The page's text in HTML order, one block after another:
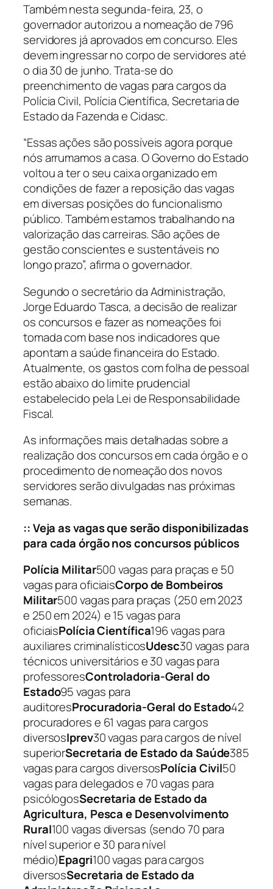
Também nesta segunda-feira, 23, o
governador autorizou a nomeação de 796
servidores já aprovados em concurso. Eles
devem ingressar no corpo de servidores até
o dia 30 de junho. Trata-se do
preenchimento de vagas para cargos da
Polícia Civil, Polícia Científica, Secretaria de
Estado da Fazenda e Cidasc.
“Essas ações são possíveis agora porque
nós arrumamos a casa. O Governo do Estado
voltou a ter o seu caixa organizado em
condições de fazer a reposição das vagas
em diversas posições do funcionalismo
público. Também estamos trabalhando na
valorização das carreiras. São ações de
gestão conscientes e sustentáveis no
longo prazo”, afirma o governador.
Segundo o secretário da Administração,
Jorge Eduardo Tasca, a decisão de realizar
os concursos e fazer as nomeações foi
tomada com base nos indicadores que
apontam a saúde financeira do Estado.
Atualmente, os gastos com folha de pessoal
estão abaixo do limite prudencial
estabelecido pela Lei de Responsabilidade
Fiscal.
As informações mais detalhadas sobre a
realização dos concursos em cada órgão e o
procedimento de nomeação dos novos
servidores serão divulgadas nas próximas
semanas.
:: Veja as vagas que serão disponibilizadas
para cada órgão nos concursos públicos
Polícia Militar500 vagas para praças e 50
vagas para oficiaisCorpo de Bombeiros
Militar500 vagas para praças (250 em 2023
e 250 em 2024) e 15 vagas para
oficiaisPolícia Científica196 vagas para
auxiliares criminalísticosUdesc30 vagas para
técnicos universitários e 30 vagas para
professoresControladoria-Geral do
Estado95 vagas para
auditoresProcuradoria-Geral do Estado42
procuradores e 61 vagas para cargos
diversosIprev30 vagas para cargos de nível
superiorSecretaria de Estado da Saúde385
vagas para cargos diversosPolícia Civil50
vagas para delegados e 70 vagas para
psicólogosSecretaria de Estado da
Agricultura, Pesca e Desenvolvimento
Rural100 vagas diversas (sendo 70 para
nível superior e 30 para nível
médio)Epagri100 vagas para cargos
diversosSecretaria de Estado da